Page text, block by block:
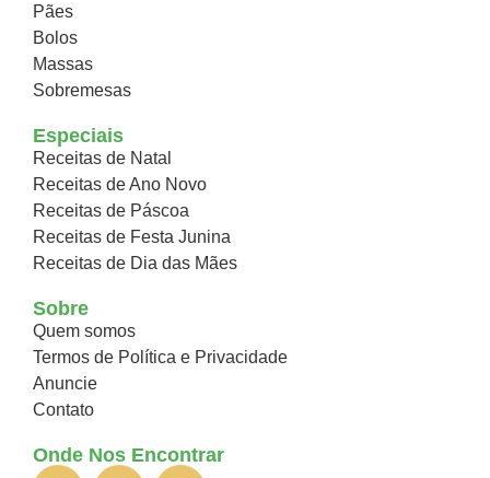
Pães
Bolos
Massas
Sobremesas
Especiais
Receitas de Natal
Receitas de Ano Novo
Receitas de Páscoa
Receitas de Festa Junina
Receitas de Dia das Mães
Sobre
Quem somos
Termos de Política e Privacidade
Anuncie
Contato
Onde Nos Encontrar